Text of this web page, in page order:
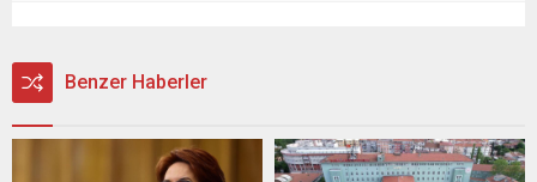
Benzer Haberler